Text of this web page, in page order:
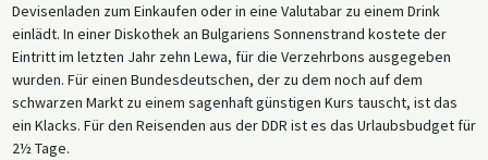
Devisenladen zum Einkaufen oder in eine Valutabar zu einem Drink
einlädt. In einer Diskothek an Bulgariens Sonnenstrand kostete der
Eintritt im letzten Jahr zehn Lewa, für die Verzehrbons ausgegeben
wurden. Für einen Bundesdeutschen, der zu dem noch auf dem
schwarzen Markt zu einem sagenhaft günstigen Kurs tauscht, ist das
ein Klacks. Für den Reisenden aus der DDR ist es das Urlaubsbudget für
2½ Tage.